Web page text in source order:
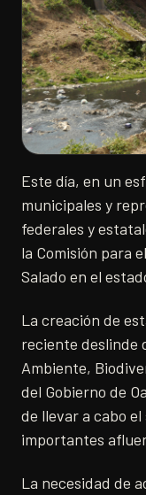
Este día, en un
municipales y
federales y
la Comisión para
Salado en el
La creación de
reciente deslinde
Ambiente,
del Gobierno de
de llevar a cabo
importantes
La necesidad de